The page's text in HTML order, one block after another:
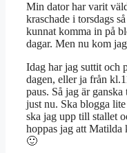
Min dator har varit
kraschade i torsdags
kunnat komma in på
dagar. Men nu kom
Idag har jag suttit och
dagen, eller ja från
paus. Så jag är
just nu. Ska blogga lite
ska jag upp till stallet
hoppas jag att Matilda
🙂